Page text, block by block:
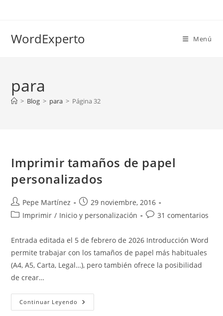
WordExperto Menú
para
> Blog > para > Página 32
Imprimir tamaños de papel
personalizados
Autor
de
Pepe Martínez
Publicación
de
la
29 noviembre, 2016
Categoría
la
entrada:
Imprimir / Inicio y personalización
Comentarios
la
entrada:
31 comentarios
Entrada editada el 5 de febrero de 2026 Introducción Word
permite trabajar con los tamaños de papel más habituales
(A4, A5, Carta, Legal…), pero también ofrece la posibilidad
de crear…
Continuar Leyendo Imprimir
Tamaños